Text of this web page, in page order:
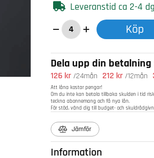
Leveranstid ca 2-4
Köp
Dela upp din
126 kr /24mån 212 kr /12mån
Att låna kostar pengar!
Om du inte kan betala tillbaka skulden i tid
teckna abonnemang och få nya lån.
För stöd, vänd dig till budget- och
Jämför
Information